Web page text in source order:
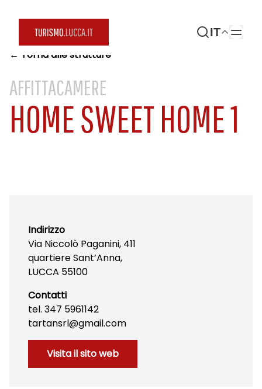
IT
← Torna alle strutture
AFFITTACAMERE
HOME SWEET HOME 1
Indirizzo
Via Niccolò Paganini, 411
quartiere Sant’Anna,
LUCCA 55100
Contatti
tel. 347 5961142
tartansrl@gmail.com
Visita il sito web